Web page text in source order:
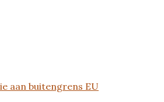
aan buitengrens EU